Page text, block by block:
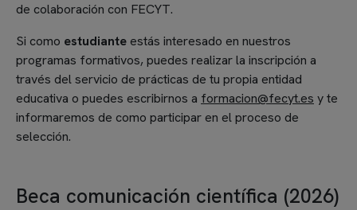
de colaboración con FECYT.
Si como estudiante estás interesado en nuestros
programas formativos, puedes realizar la inscripción a
través del servicio de prácticas de tu propia entidad
educativa o puedes escribirnos a formacion@fecyt.es y te
informaremos de como participar en el proceso de
selección.
Beca comunicación científica (2026)